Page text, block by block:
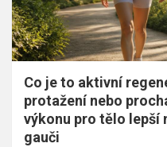
Co je to aktivní
protažení nebo
výkonu pro tělo lepší
gauči